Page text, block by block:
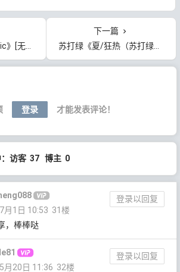
度云网盘下载
下一篇
苏打绿《夏/狂热（苏打绿版）》[无损FLAC/MP3/1.24GB]百度云网盘下载
登录 才能发表评论！
：访客 37 博主 0
登录以回复
月1日 10:53 31楼
，棒棒哒
登录以回复
月20日 11:36 32楼